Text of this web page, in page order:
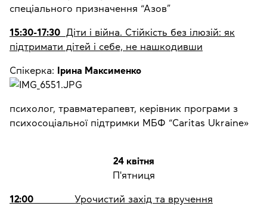
спеціального призначення “Азов”
15:30-17:30 Діти і війна. Стійкість без ілюзій: як
підтримати дітей і себе, не нашкодивши
Спікерка: Ірина Максименко
психолог, травматерапевт, керівник програми з
психосоціальної підтримки МБФ “Caritas Ukraine»
24 квітня
П'ятниця
12:00
Урочистий захід та вручення